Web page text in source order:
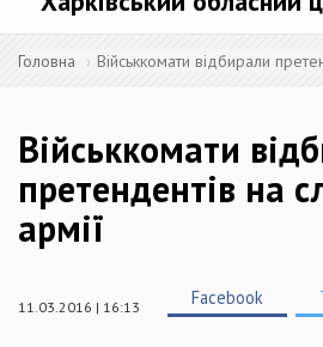
Головна Військкомати відбирали
Військкомати
претендентів на
армії
11.03.2016 | 16:13 Facebook